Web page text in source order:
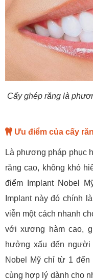
Cấy ghép răng là
Ưu điểm của cấy
Là phương pháp phục
răng cao, không khó
điểm Implant Nobel
Implant này đó chính
viễn một cách nhanh
với xương hàm cao,
hưởng xấu đến người
Nobel Mỹ chỉ từ 1
cùng hợp lý dành cho